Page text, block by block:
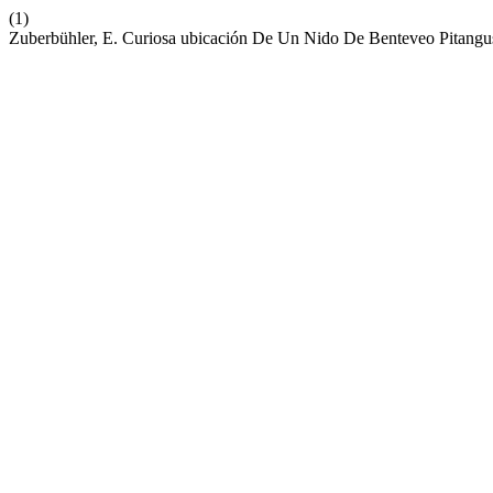
(1)
Zuberbühler, E. Curiosa ubicación De Un Nido De Benteveo